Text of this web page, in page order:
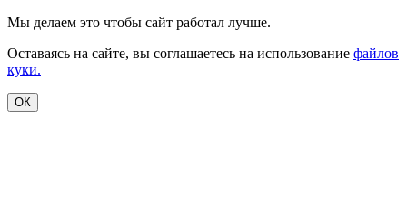
Мы делаем это чтобы сайт работал лучше.
Оставаясь на сайте, вы соглашаетесь на использование файлов
куки.
ОК